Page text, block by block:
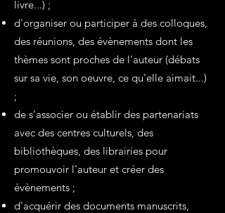
livre...) ;
d'organiser ou participer à des colloques,
des réunions, des évènements dont les
thèmes sont proches de l'auteur (débats
sur sa vie, son oeuvre, ce qu'elle aimait...)
;
de s'associer ou établir des partenariats
avec des centres culturels, des
bibliothèques, des librairies pour
promouvoir l'auteur et créer des
évènements ;
d'acquérir des documents manuscrits,